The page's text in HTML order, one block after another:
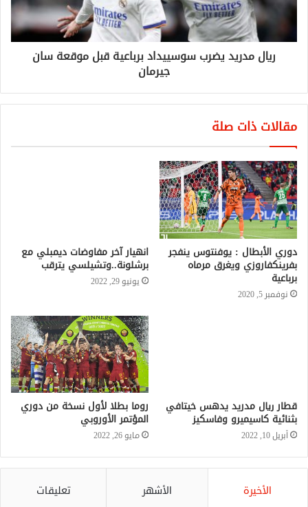
ريال مدريد يضرب سوسييداد برباعية قبل موقعة سان
جيرمان
مقالات ذات صلة
دوري الأبطال : يوفنتوس ينفجر
بفرينكفاروزي ويغرق مرماه
برباعية
نوفمبر 5, 2020
انهيار آخر مفاوضات ديمبلي مع
برشلونة..وتشيلسي يترقب
يونيو 29, 2022
قطار ريال مدريد يدهس خيتافي
بثنائية كاسيميرو وفاسكيز
أبريل 10, 2022
روما بطلا لأول نسخة من دوري
المؤتمر الأوروبي
مايو 26, 2022
الأخيرة الأشهر تعليقات